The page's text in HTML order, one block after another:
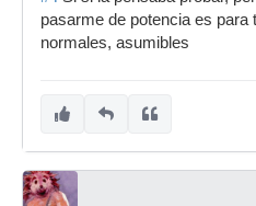
pasarme de potencia es
normales, asumibles